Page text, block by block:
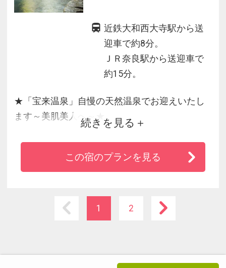
近鉄大和西大寺駅から送
迎車で約8分。
ＪＲ奈良駅から送迎車で
約15分。
★「宝来温泉」自慢の天然温泉でお迎えいたし
ます～美肌美人へ～★
・客室から平城宮跡や若草山、春日山を背景に
古社寺が遠望できます。
・天然湧出の宝来温泉と露天風呂はお寛ぎのひ
続きを見る
この宿のプランを見る
1 2